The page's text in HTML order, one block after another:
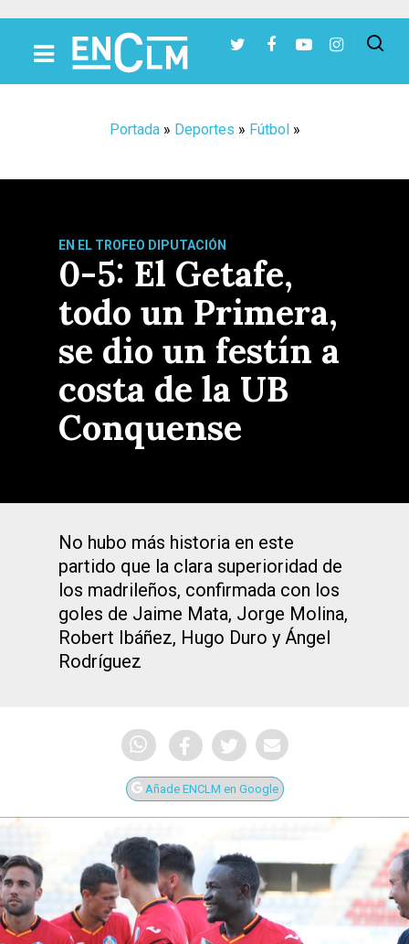
Portada» Deportes » Fútbol»
EN EL TROFEO DIPUTACIÓN
0-5: El Getafe,
todo un Primera,
se dio un festín a
costa de la UB
Conquense
No hubo más historia en este
partido que la clara superioridad de
los madrileños, confirmada con los
goles de Jaime Mata, Jorge Molina,
Robert Ibáñez, Hugo Duro y Ángel
Rodríguez
Añade ENCLM en Google